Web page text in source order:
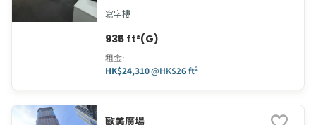
寫字樓
935 ft²(G)
租金:
HK$24,310@HK$26 ft²
歐美廣場